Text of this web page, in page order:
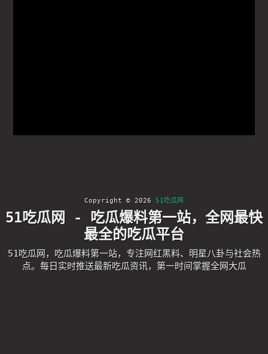
Copyright © 2026 51吃瓜网
51吃瓜网 - 吃瓜爆料第一站，全网最快
最全的吃瓜平台
51吃瓜网，吃瓜爆料第一站，专注网红黑料、明星八卦与社会热
点。每日实时推送最新吃瓜资讯，第一时间掌握全网大瓜